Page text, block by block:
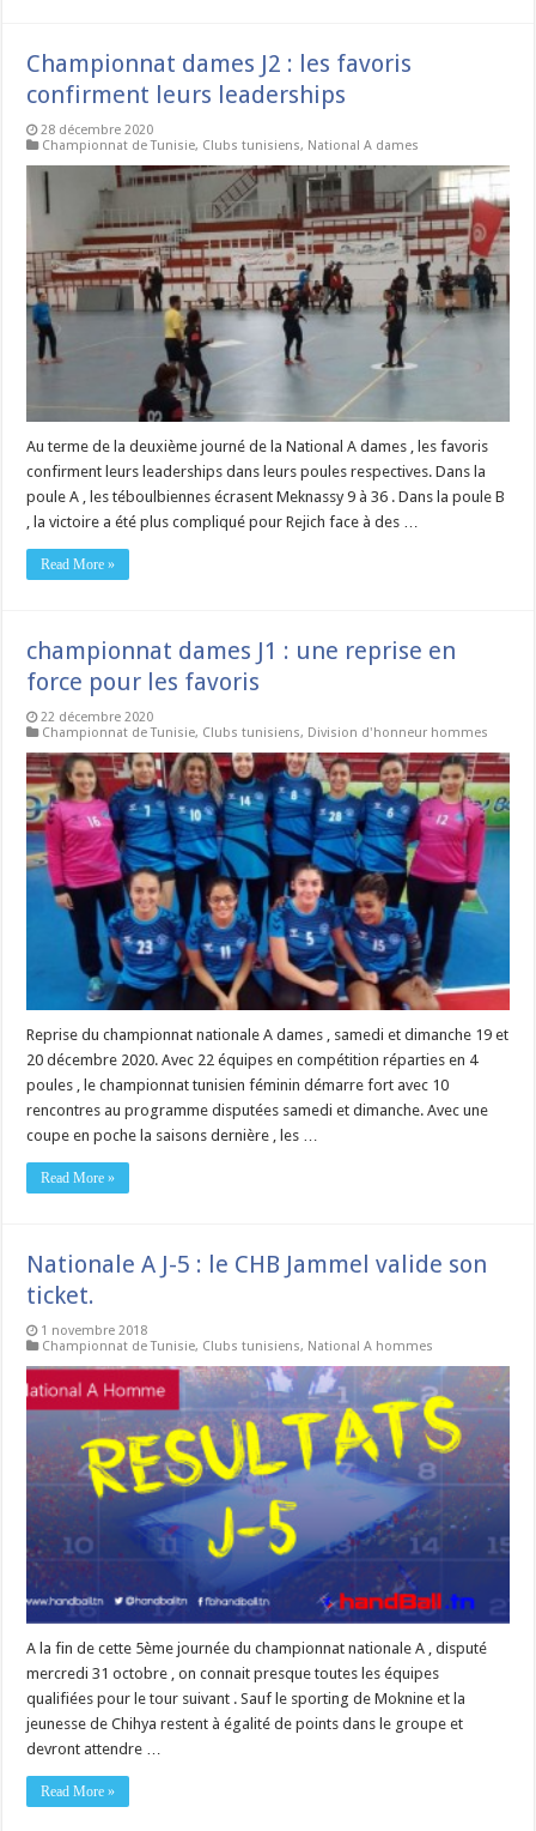
Championnat dames J2 : les favoris
confirment leurs leaderships
28 décembre 2020
Championnat de Tunisie, Clubs tunisiens, National A dames
Au terme de la deuxième journé de la National A dames , les favoris
confirment leurs leaderships dans leurs poules respectives. Dans la
poule A , les téboulbiennes écrasent Meknassy 9 à 36 . Dans la poule B
, la victoire a été plus compliqué pour Rejich face à des …
Read More »
championnat dames J1 : une reprise en
force pour les favoris
22 décembre 2020
Championnat de Tunisie, Clubs tunisiens, Division d'honneur hommes
Reprise du championnat nationale A dames , samedi et dimanche 19 et
20 décembre 2020. Avec 22 équipes en compétition réparties en 4
poules , le championnat tunisien féminin démarre fort avec 10
rencontres au programme disputées samedi et dimanche. Avec une
coupe en poche la saisons dernière , les …
Read More »
Nationale A J-5 : le CHB Jammel valide son
ticket.
1 novembre 2018
Championnat de Tunisie, Clubs tunisiens, National A hommes
A la fin de cette 5ème journée du championnat nationale A , disputé
mercredi 31 octobre , on connait presque toutes les équipes
qualifiées pour le tour suivant . Sauf le sporting de Moknine et la
jeunesse de Chihya restent à égalité de points dans le groupe et
devront attendre …
Read More »